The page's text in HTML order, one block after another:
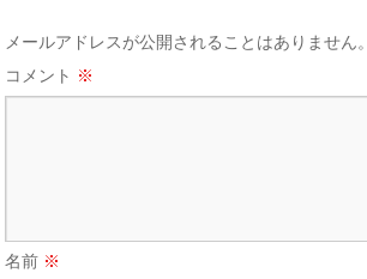
メールアドレスが公開されることはありません。
コメント ※
名前 ※